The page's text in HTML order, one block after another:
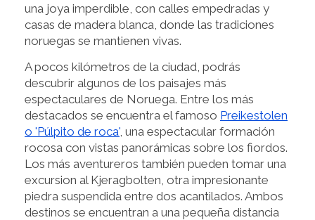
una joya imperdible, con calles empedradas y
casas de madera blanca, donde las tradiciones
noruegas se mantienen vivas.
A pocos kilómetros de la ciudad, podrás
descubrir algunos de los paisajes más
espectaculares de Noruega. Entre los más
destacados se encuentra el famoso Preikestolen
o 'Púlpito de roca', una espectacular formación
rocosa con vistas panorámicas sobre los fiordos.
Los más aventureros también pueden tomar una
excursion al Kjeragbolten, otra impresionante
piedra suspendida entre dos acantilados. Ambos
destinos se encuentran a una pequeña distancia